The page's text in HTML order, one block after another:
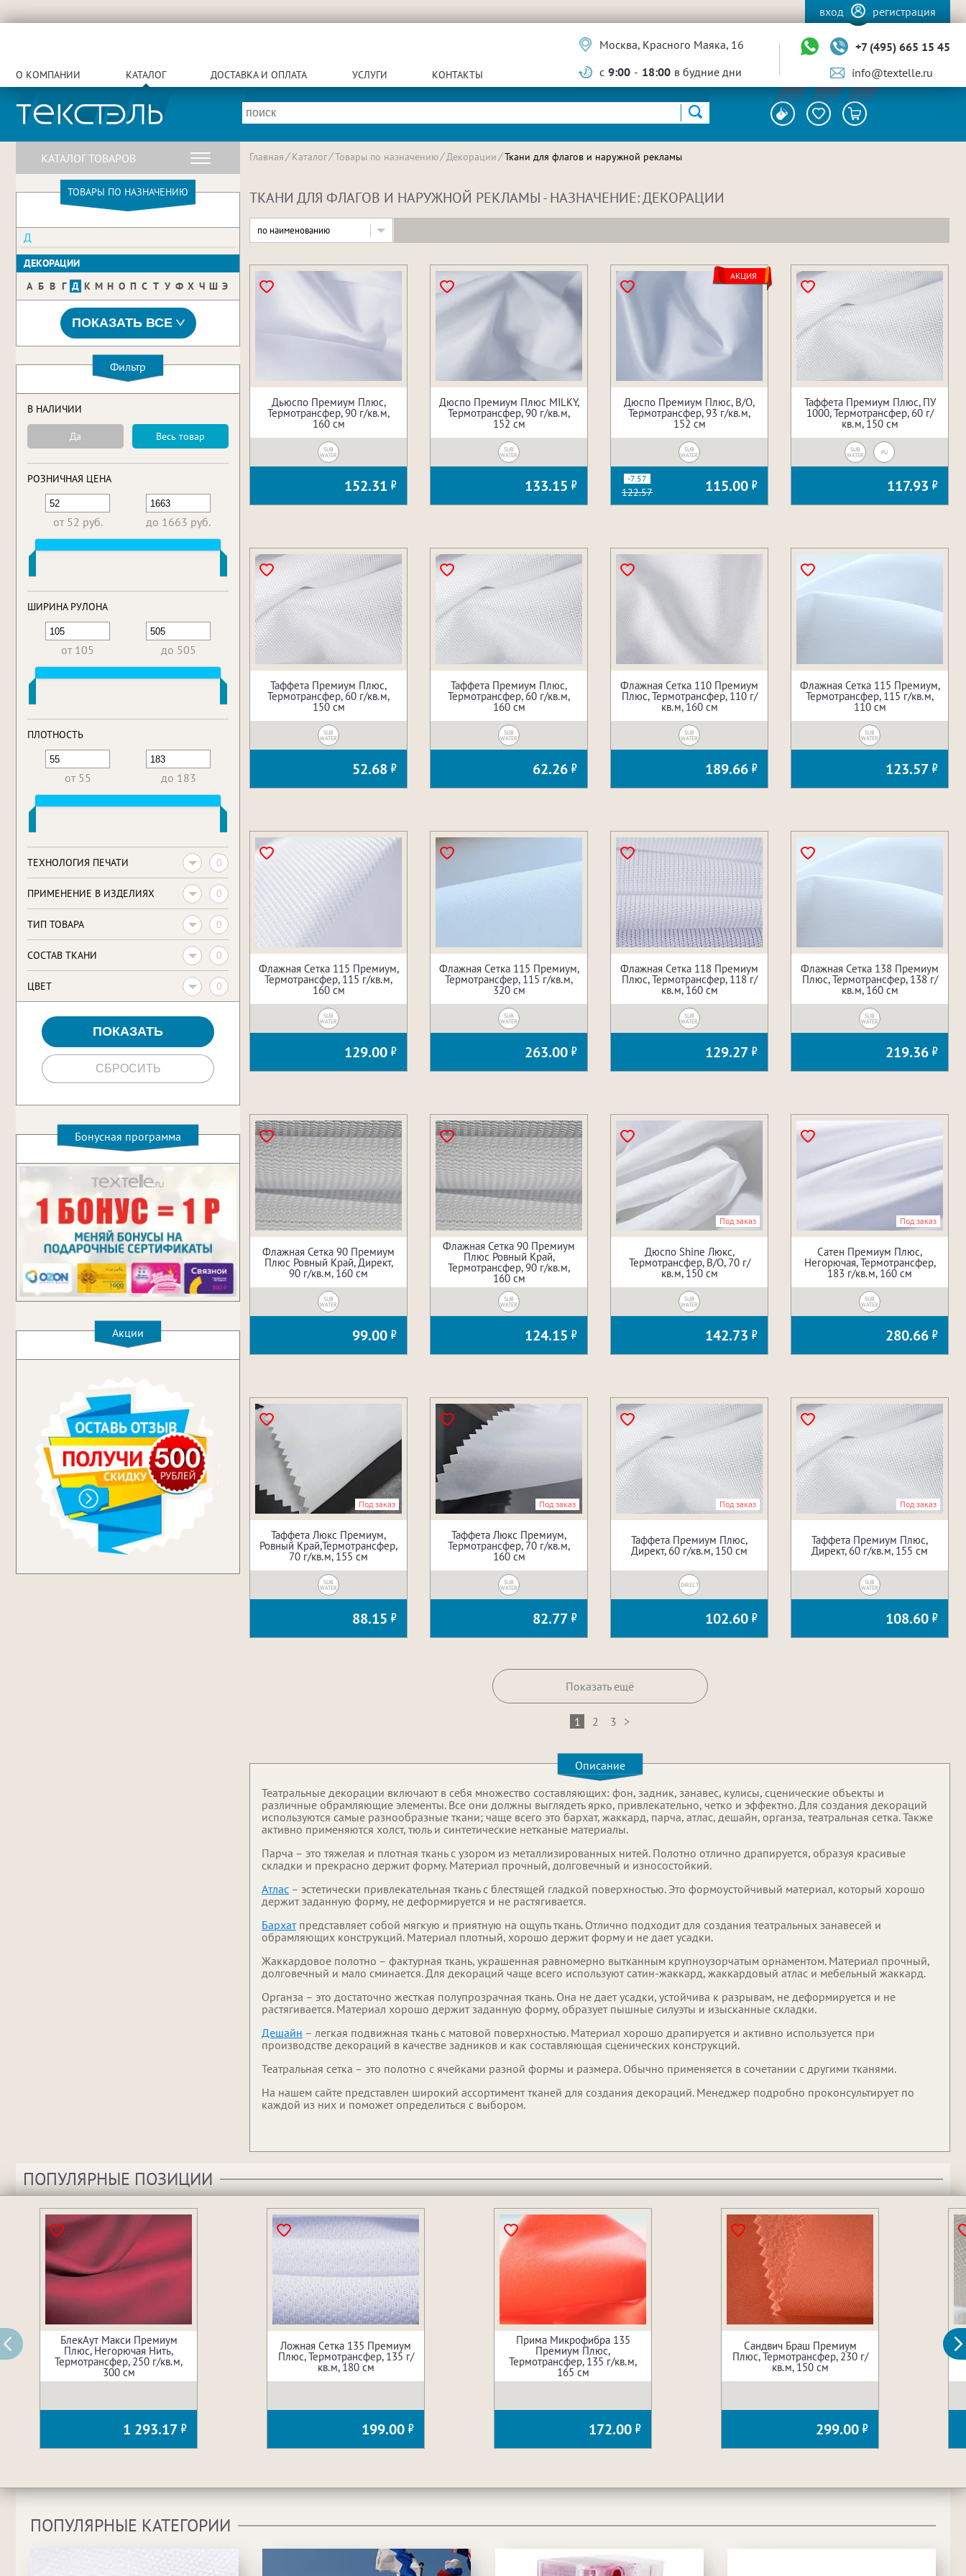
вход регистрация
О КОМПАНИИ КАТАЛОГ ДОСТАВКА И ОПЛАТА УСЛУГИ КОНТАКТЫ
Москва, Красного Маяка, 16
с 9:00 - 18:00 в будние дни
+7 (495) 665 15 45
info@textelle.ru
КАТАЛОГ ТОВАРОВ
ТОВАРЫ ПО НАЗНАЧЕНИЮ
Д
ДЕКОРАЦИИ
А Б В Г Д К М Н О П С Т У Ф Х Ч Ш Э
ПОКАЗАТЬ ВСЕ
Фильтр
В НАЛИЧИИ
Да Весь товар
РОЗНИЧНАЯ ЦЕНА
от 52 руб. до 1663 руб.
ШИРИНА РУЛОНА
от 105 до 505
ПЛОТНОСТЬ
от 55 до 183
ТЕХНОЛОГИЯ ПЕЧАТИ 0
ПРИМЕНЕНИЕ В ИЗДЕЛИЯХ 0
ТИП ТОВАРА 0
CОСТАВ ТКАНИ 0
ЦВЕТ 0
Бонусная программа
Акции
Главная Каталог Товары по назначению Декорации Ткани для флагов и наружной рекламы
ТКАНИ ДЛЯ ФЛАГОВ И НАРУЖНОЙ РЕКЛАМЫ - НАЗНАЧЕНИЕ: ДЕКОРАЦИИ
по наименованию
Дьюспо Премиум Плюс,
Термотрансфер, 90 г/кв.м,
160 см
SUB
WATER
152.31
Дюспо Премиум Плюс MILKY,
Термотрансфер, 90 г/кв.м,
152 см
SUB
WATER
133.15
АКЦИЯ
Дюспо Премиум Плюс, В/О,
Термотрансфер, 93 г/кв.м,
152 см
SUB
WATER
-7.57
122.57 115.00
Таффета Премиум Плюс, ПУ
1000, Термотрансфер, 60 г/
кв.м, 150 см
SUB
WATER
PU
117.93
Таффета Премиум Плюс,
Термотрансфер, 60 г/кв.м,
150 см
SUB
WATER
52.68
Таффета Премиум Плюс,
Термотрансфер, 60 г/кв.м,
160 см
SUB
WATER
62.26
Флажная Сетка 110 Премиум
Плюс, Термотрансфер, 110 г/
кв.м, 160 см
SUB
WATER
189.66
Флажная Сетка 115 Премиум,
Термотрансфер, 115 г/кв.м,
110 см
SUB
WATER
123.57
Флажная Сетка 115 Премиум,
Термотрансфер, 115 г/кв.м,
160 см
SUB
WATER
129.00
Флажная Сетка 115 Премиум,
Термотрансфер, 115 г/кв.м,
320 см
SUB
WATER
263.00
Флажная Сетка 118 Премиум
Плюс, Термотрансфер, 118 г/
кв.м, 160 см
SUB
WATER
129.27
Флажная Сетка 138 Премиум
Плюс, Термотрансфер, 138 г/
кв.м, 160 см
SUB
WATER
219.36
Флажная Сетка 90 Премиум
Плюс Ровный Край, Директ,
90 г/кв.м, 160 см
SUB
WATER
99.00
Флажная Сетка 90 Премиум
Плюс Ровный Край,
Термотрансфер, 90 г/кв.м,
160 см
SUB
WATER
124.15
Под заказ
Дюспо Shine Люкс,
Термотрансфер, В/О, 70 г/
кв.м, 150 см
SUB
WATER
142.73
Под заказ
Сатен Премиум Плюс,
Негорючая, Термотрансфер,
183 г/кв.м, 160 см
SUB
WATER
280.66
Под заказ
Таффета Люкс Премиум,
Ровный Край,Термотрансфер,
70 г/кв.м, 155 см
SUB
WATER
88.15
Под заказ
Таффета Люкс Премиум,
Термотрансфер, 70 г/кв.м,
160 см
SUB
WATER
82.77
Под заказ
Таффета Премиум Плюс,
Директ, 60 г/кв.м, 150 см
DIRECT
102.60
Под заказ
Таффета Премиум Плюс,
Директ, 60 г/кв.м, 155 см
SUB
WATER
108.60
Показать ещё
1 2 3 >
Описание
Театральные декорации включают в себя множество составляющих: фон, задник, занавес, кулисы, сценические объекты и
различные обрамляющие элементы. Все они должны выглядеть ярко, привлекательно, четко и эффектно. Для создания декораций
используются самые разнообразные ткани; чаще всего это бархат, жаккард, парча, атлас, дешайн, органза, театральная сетка. Также
активно применяются холст, тюль и синтетические нетканые материалы.
Парча – это тяжелая и плотная ткань с узором из металлизированных нитей. Полотно отлично драпируется, образуя красивые
складки и прекрасно держит форму. Материал прочный, долговечный и износостойкий.
Атлас – эстетически привлекательная ткань с блестящей гладкой поверхностью. Это формоустойчивый материал, который хорошо
держит заданную форму, не деформируется и не растягивается.
Бархатпредставляет собой мягкую и приятную на ощупь ткань. Отлично подходит для создания театральных занавесей и
обрамляющих конструкций. Материал плотный, хорошо держит форму и не дает усадки.
Жаккардовое полотно – фактурная ткань, украшенная равномерно вытканным крупноузорчатым орнаментом. Материал прочный,
долговечный и мало сминается. Для декораций чаще всего используют сатин-жаккард, жаккардовый атлас и мебельный жаккард.
Органза – это достаточно жесткая полупрозрачная ткань. Она не дает усадки, устойчива к разрывам, не деформируется и не
растягивается. Материал хорошо держит заданную форму, образует пышные силуэты и изысканные складки.
Дешайн – легкая подвижная ткань с матовой поверхностью. Материал хорошо драпируется и активно используется при
производстве декораций в качестве задников и как составляющая сценических конструкций.
Театральная сетка – это полотно с ячейками разной формы и размера. Обычно применяется в сочетании с другими тканями.
На нашем сайте представлен широкий ассортимент тканей для создания декораций. Менеджер подробно проконсультирует по
каждой из них и поможет определиться с выбором.
ПОПУЛЯРНЫЕ ПОЗИЦИИ
БлекАут Макси Премиум
Плюс, Негорючая Нить,
Термотрансфер, 250 г/кв.м,
300 см
1 293.17
Ложная Сетка 135 Премиум
Плюс, Термотрансфер, 135 г/
кв.м, 180 см
199.00
Прима Микрофибра 135
Премиум Плюс,
Термотрансфер, 135 г/кв.м,
165 см
172.00
Сандвич Браш Премиум
Плюс, Термотрансфер, 230 г/
кв.м, 150 см
299.00
ПОПУЛЯРНЫЕ КАТЕГОРИИ